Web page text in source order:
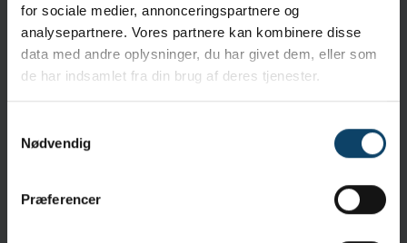
for sociale medier, annonceringspartnere og
analysepartnere. Vores partnere kan kombinere disse
data med andre oplysninger, du har givet dem, eller som
de har indsamlet fra din brug af deres tjenester.
Nødvendig
Præferencer
Egenskaber
Anbefales til ISO-klasse 5-8 miljøer
Vasket strikket 100% polyesterstof for ekstremt lave
niveauer af partikler og fibre
Den bløde kant er ideel til brug på overflader, der er
100% strikket polyester er kompatibelt med mange
Det holdbare stof er modstandsdygtigt over for slid og